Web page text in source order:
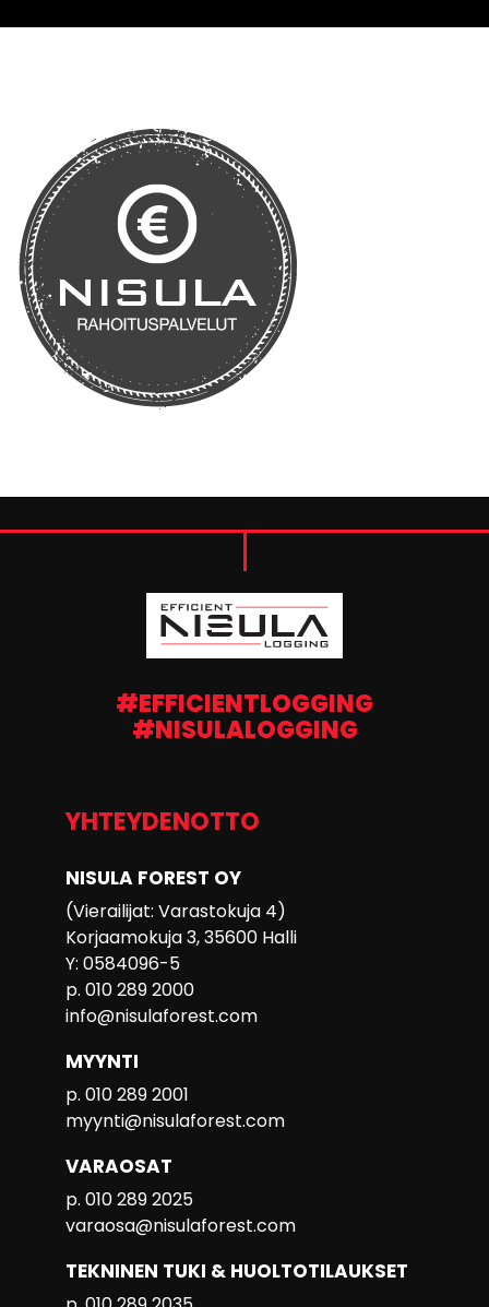
#EFFICIENTLOGGING
#NISULALOGGING
YHTEYDENOTTO
NISULA FOREST OY
(Vierailijat: Varastokuja 4)
Korjaamokuja 3, 35600 Halli
Y: 0584096-5
p. 010 289 2000
info@nisulaforest.com
MYYNTI
p. 010 289 2001
myynti@nisulaforest.com
VARAOSAT
p. 010 289 2025
varaosa@nisulaforest.com
TEKNINEN TUKI & HUOLTOTILAUKSET